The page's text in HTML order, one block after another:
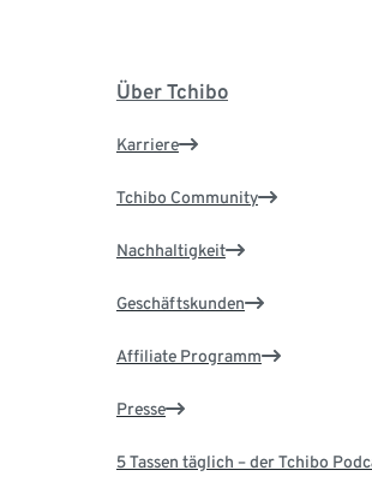
Über Tchibo
Karriere
Tchibo Community
Nachhaltigkeit
Geschäftskunden
Affiliate Programm
Presse
5 Tassen täglich – der Tchibo